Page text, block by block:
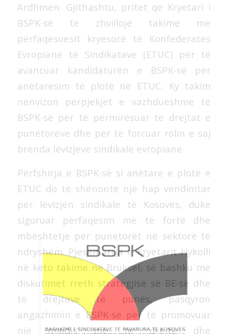
Ardhmen. Gjithashtu, pritet që Kryetari i
BSPK-së të zhvillojë takime me
përfaqësuesit kryesorë të Konfederatës
Evropiane të Sindikatave (ETUC) për të
avancuar kandidaturën e BSPK-së për
anëtarësim të plotë në ETUC. Ky takim
nënvizon përpjekjet e vazhdueshme të
BSPK-së për të përmirësuar të drejtat e
punëtorëve dhe për të forcuar rolin e saj
brenda lëvizjeve sindikale evropiane.
Përfshirja e BSPK-së si anëtare e plotë e
ETUC do të shënonte një hap vendimtar
për lëvizjen sindikale të Kosovës, duke
siguruar përfaqësim më të fortë dhe
mbështetje për punëtorët në sektorë të
ndryshëm. Pjesëmarrja e Kryetarit Hykolli
në këto takime në Bruksel, së bashku me
diskutimet rreth strategjisë së BE-së dhe
të drejtave të punës, pasqyron
angazhimin e BSPK-së për të promovuar
një mjedis më të drejtë dhe